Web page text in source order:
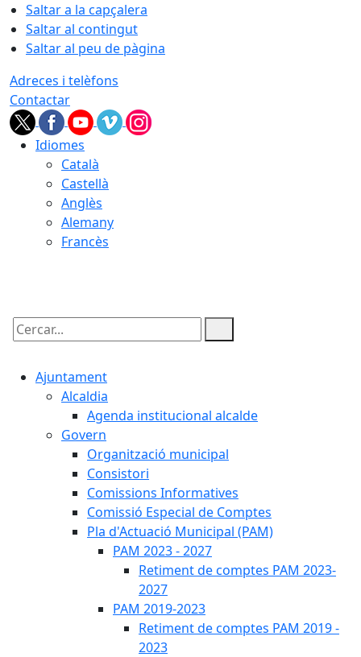
Saltar a la capçalera
Saltar al contingut
Saltar al peu de pàgina
Adreces i telèfons
Contactar
Idiomes
Català
Castellà
Anglès
Alemany
Francès
Cercar:
Ajuntament
Alcaldia
Agenda institucional alcalde
Govern
Organització municipal
Consistori
Comissions Informatives
Comissió Especial de Comptes
Pla d'Actuació Municipal (PAM)
PAM 2023 - 2027
Retiment de comptes PAM 2023-
2027
PAM 2019-2023
Retiment de comptes PAM 2019 -
2023